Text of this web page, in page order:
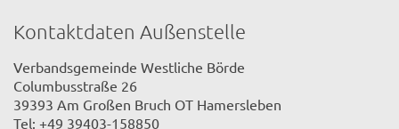
Kontaktdaten Außenstelle
Verbandsgemeinde Westliche Börde
Columbusstraße 26
39393 Am Großen Bruch OT Hamersleben
Tel: +49 39403-158850